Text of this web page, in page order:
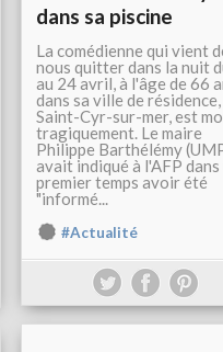
dans sa piscine
La comédienne qui vient
nous quitter dans la nuit
au 24 avril, à l'âge de 66
dans sa ville de résidence,
Saint-Cyr-sur-mer, est
tragiquement. Le maire
Philippe Barthélémy
avait indiqué à l'AFP dans
premier temps avoir été
"informé...
#Actualité